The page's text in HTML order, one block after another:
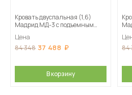
Кровать двуспальная (1,6)
Мадрид МД-3 с подъемным
Цена
84 348 37 488
В корзину
84